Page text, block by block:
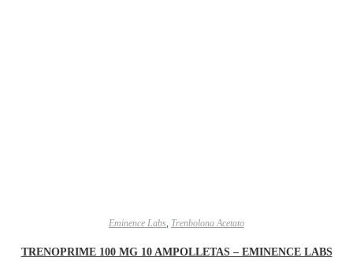
Eminence Labs, Trenbolona Acetato
TRENOPRIME 100 MG 10 AMPOLLETAS – EMINENCE LABS